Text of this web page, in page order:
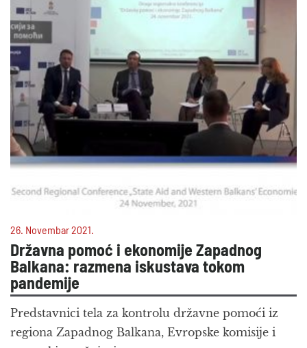
26. Novembar 2021.
Državna pomoć i ekonomije Zapadnog
Balkana: razmena iskustava tokom
pandemije
Predstavnici tela za kontrolu državne pomoći iz
regiona Zapadnog Balkana, Evropske komisije i